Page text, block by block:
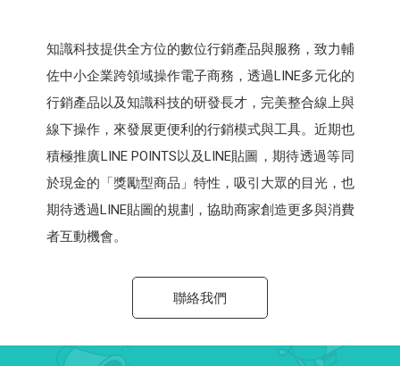
知識科技提供全方位的數位行銷產品與服務，致力輔
佐中小企業跨領域操作電子商務，透過LINE多元化的
行銷產品以及知識科技的研發長才，完美整合線上與
線下操作，來發展更便利的行銷模式與工具。近期也
積極推廣LINE POINTS以及LINE貼圖，期待透過等同
於現金的「獎勵型商品」特性，吸引大眾的目光，也
期待透過LINE貼圖的規劃，協助商家創造更多與消費
者互動機會。
聯絡我們